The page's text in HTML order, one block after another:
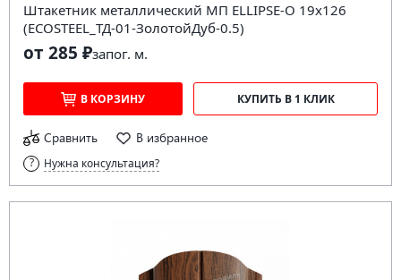
Штакетник металлический МП ELLIPSE-O 19х126
(ECOSTEEL_ТД-01-ЗолотойДуб-0.5)
от 285 ₽запог. м.
В КОРЗИНУ КУПИТЬ В 1 КЛИК
Сравнить В избранное
Нужна консультация?